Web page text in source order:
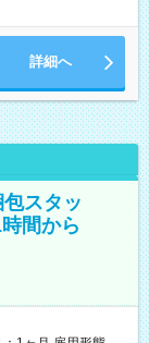
詳細へ
スタッ
間から